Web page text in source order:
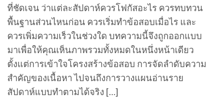
ที่ชัดเจน ว่าแต่ละสัปดาห์ควรโฟกัสอะไร ควรทบทวน
พื้นฐานส่วนไหนก่อน ควรเริ่มทำข้อสอบเมื่อไร และ
ควรเพิ่มความเร็วในช่วงใด บทความนี้จึงถูกออกแบบ
มาเพื่อให้คุณเห็นภาพรวมทั้งหมดในหนึ่งหน้าเดียว
ตั้งแต่การเข้าใจโครงสร้างข้อสอบ การจัดลำดับความ
สำคัญของเนื้อหา ไปจนถึงการวางแผนอ่านราย
สัปดาห์แบบทำตามได้จริง […]